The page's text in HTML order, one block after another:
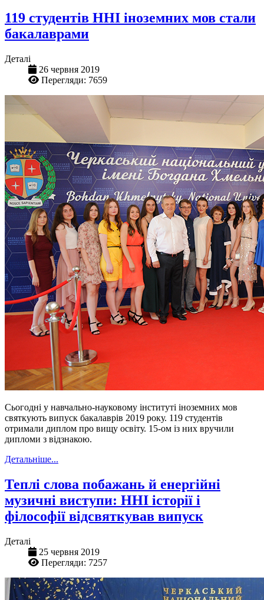
119 студентів ННІ іноземних мов стали
бакалаврами
Деталі
26 червня 2019
Перегляди: 7659
Сьогодні у навчально-науковому інституті іноземних мов
святкують випуск бакалаврів 2019 року. 119 студентів
отримали диплом про вищу освіту. 15-ом із них вручили
дипломи з відзнакою.
Детальніше...
Теплі слова побажань й енергійні
музичні виступи: ННІ історії і
філософії відсвяткував випуск
Деталі
25 червня 2019
Перегляди: 7257